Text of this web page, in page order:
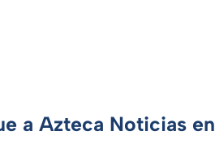
a Azteca Noticias en